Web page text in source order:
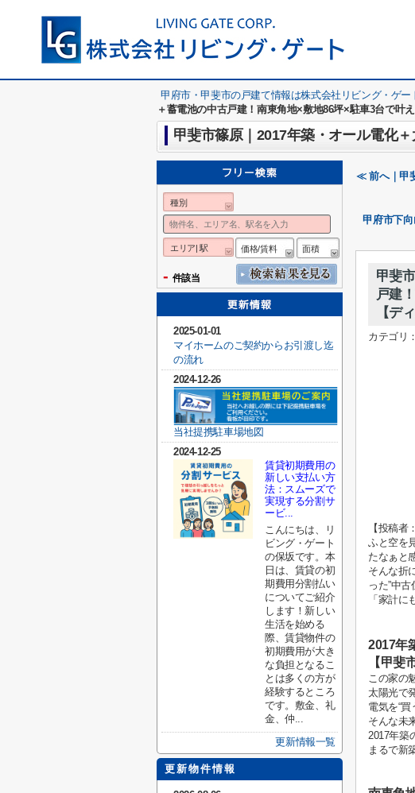
甲府市・甲斐市の戸建て情報は株式会社リビング・ゲー
＋蓄電池の中古戸建！南東角地×敷地86坪×駐車3台で叶
≪ 前へ｜甲
甲府市下
甲斐
戸建
【デ
カテゴリ
【投稿者：
ふと空を
たなぁと
そんな折
った”中古
「家計に
2017年
【甲斐
この家の
太陽光で
電気を“
そんな未
2017年築
まるで新
種別
エリア| 駅 価格/賃料 面積
- 件該当
2025-01-01
マイホームのご契約からお引渡し迄
の流れ
2024-12-26
当社提携駐車場地図
2024-12-25
賃貸初期費用の
新しい支払い方
法：スムーズで
実現する分割サ
ービ...
こんにちは、リ
ビング・ゲート
の保坂です。本
日は、賃貸の初
期費用分割払い
についてご紹介
します！新しい
生活を始める
際、賃貸物件の
初期費用が大き
な負担となるこ
とは多くの方が
経験するところ
です。敷金、礼
金、仲...
更新情報一覧
更新物件情報